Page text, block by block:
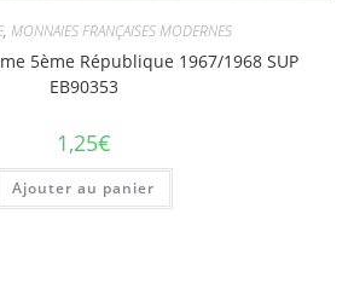
, MONNAIES FRANÇAISES MODERNES
5ème République 1967/1968 SUP
EB90353
1,25€
Ajouter au panier